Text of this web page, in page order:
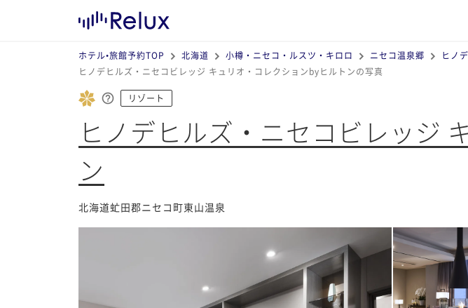
ホテル•旅館予約TOP 北海道 小樽・ニセコ・ルスツ・キロロ ニセコ温泉郷
ヒノ
ヒノデヒルズ・ニセコビレッジ キュリオ・コレクションbyヒルトンの写真
リゾート
ヒノデヒルズ・ニセコビレッジ
ン
北海道虻田郡ニセコ町東山温泉